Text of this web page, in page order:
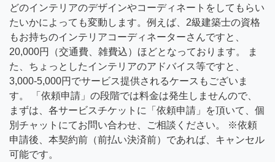
どのインテリアのデザインやコーディネートをしてもらい
たいかによっても変動します。例えば、2級建築士の資格
もお持ちのインテリアコーディネーターさんですと、
20,000円（交通費、雑費込）ほどとなっております。 ま
た、ちょっとしたインテリアのアドバイス等ですと、
3,000-5,000円でサービス提供されるケースもございま
す。 「依頼申請」の段階では料金は発生しませんので、
まずは、各サービスチケットに「依頼申請」を頂いて、個
別チャットにてお問い合わせ、ご相談ください。 ※依頼
申請後、本契約前（前払い決済前）であれば、キャンセル
可能です。